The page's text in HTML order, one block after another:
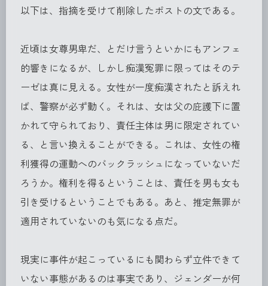
以下は、指摘を受けて削除したポストの文である。
近頃は女尊男卑だ、とだけ言うといかにもアンフェ
的響きになるが、しかし痴漢冤罪に限ってはそのテ
ーゼは真に見える。女性が一度痴漢されたと訴えれ
ば、警察が必ず動く。それは、女は父の庇護下に置
かれて守られており、責任主体は男に限定されてい
る、と言い換えることができる。これは、女性の権
利獲得の運動へのバックラッシュになっていないだ
ろうか。権利を得るということは、責任を男も女も
引き受けるということでもある。あと、推定無罪が
適用されていないのも気になる点だ。
現実に事件が起こっているにも関わらず立件できて
いない事態があるのは事実であり、ジェンダーが何